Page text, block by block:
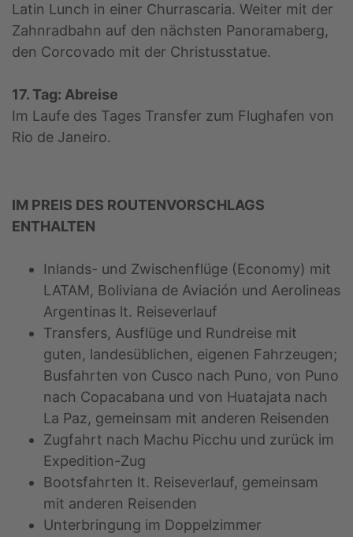
Latin Lunch in einer Churrascaria. Weiter mit der
Zahnradbahn auf den nächsten Panoramaberg,
den Corcovado mit der Christusstatue.
17. Tag: Abreise
Im Laufe des Tages Transfer zum Flughafen von
Rio de Janeiro.
IM PREIS DES ROUTENVORSCHLAGS
ENTHALTEN
Inlands- und Zwischenflüge (Economy) mit
LATAM, Boliviana de Aviación und Aerolineas
Argentinas lt. Reiseverlauf
Transfers, Ausflüge und Rundreise mit
guten, landesüblichen, eigenen Fahrzeugen;
Busfahrten von Cusco nach Puno, von Puno
nach Copacabana und von Huatajata nach
La Paz, gemeinsam mit anderen Reisenden
Zugfahrt nach Machu Picchu und zurück im
Expedition-Zug
Bootsfahrten lt. Reiseverlauf, gemeinsam
mit anderen Reisenden
Unterbringung im Doppelzimmer